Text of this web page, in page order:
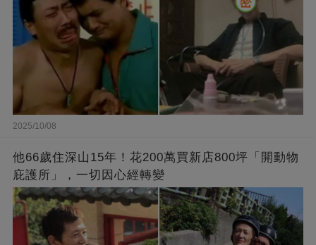
2025/10/08
他66歲住深山15年！花200萬買新店800坪「開動物
庇護所」，一切因心經轉變